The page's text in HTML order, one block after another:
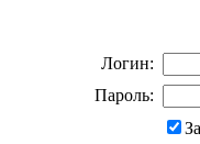
Логин:
Пароль: